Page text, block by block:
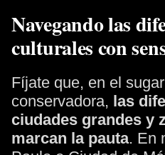
Navegando las
culturales con
Fíjate que, en el
conservadora, las
ciudades grandes y
marcan la pauta. En